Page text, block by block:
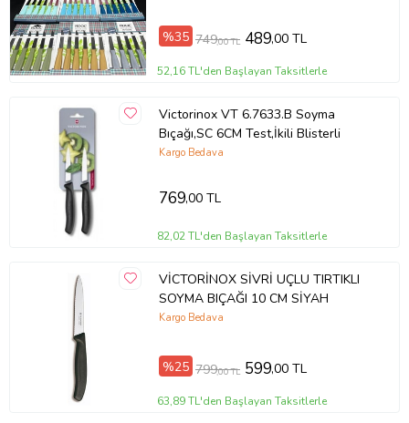
%35 749,00 TL 489,00 TL
52,16 TL'den Başlayan Taksitlerle
Victorinox VT 6.7633.B Soyma
Bıçağı,SC 6CM Test,İkili Blisterli
Kargo Bedava
769,00 TL
82,02 TL'den Başlayan Taksitlerle
VİCTORİNOX SİVRİ UÇLU TIRTIKLI
SOYMA BIÇAĞI 10 CM SİYAH
Kargo Bedava
%25 799,00 TL 599,00 TL
63,89 TL'den Başlayan Taksitlerle